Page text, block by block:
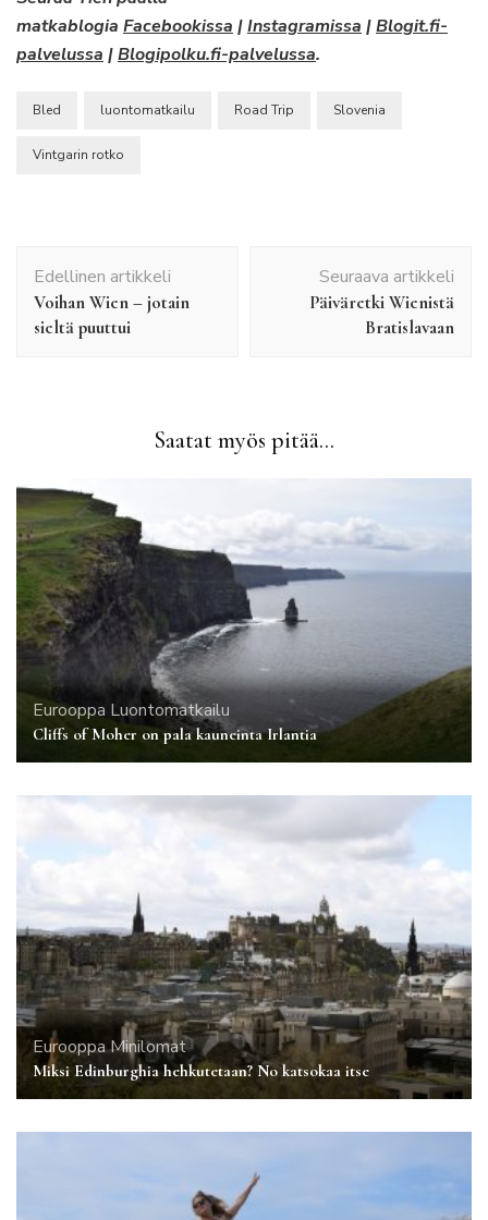
matkablogia Facebookissa |Instagramissa |Blogit.fi-
palvelussa |Blogipolku.fi-palvelussa.
Bled luontomatkailu Road Trip Slovenia
Vintgarin rotko
selaus
Edellinen artikkeli
Voihan Wien – jotain
sieltä puuttui
Seuraava artikkeli
Päiväretki Wienistä
Bratislavaan
Saatat myös pitää...
Eurooppa Luontomatkailu
Cliffs of Moher on pala kauneinta Irlantia
EurooppaMinilomat
Miksi Edinburghia hehkutetaan? No katsokaa itse